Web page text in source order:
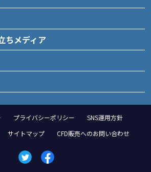
ちメディア
プライバシーポリシー
SNS運用方針
サイトマップ CFD販売へのお問い合わせ